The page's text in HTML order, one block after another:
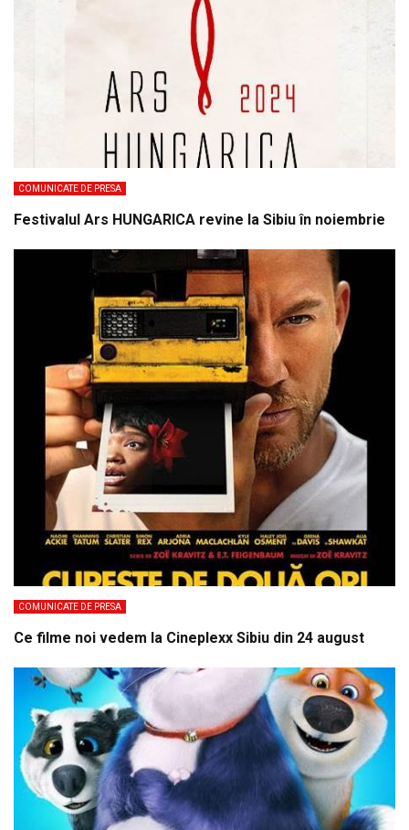
COMUNICATE DE PRESA
Festivalul Ars HUNGARICA revine la Sibiu în noiembrie
COMUNICATE DE PRESA
Ce filme noi vedem la Cineplexx Sibiu din 24 august